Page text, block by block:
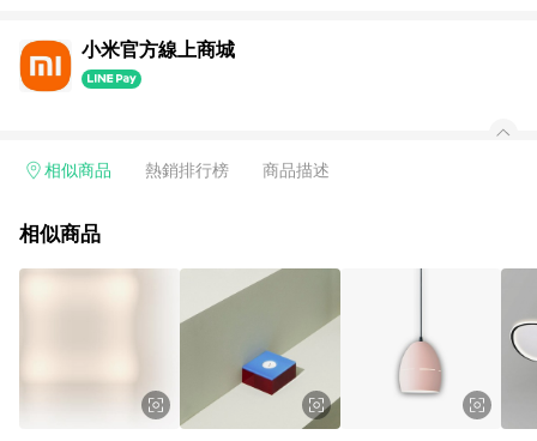
小米官方線上商城
相似商品 熱銷排行榜 商品描述
相似商品